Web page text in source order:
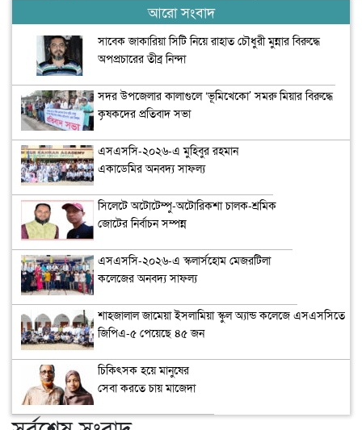
আরো সংবাদ
সাবেক জাকারিয়া সিটি নিয়ে রাহাত চৌধুরী মুন্নার বিরুদ্ধে
অপপ্রচারের তীব্র নিন্দা
সদর উপজেলার কালাগুলে ‘ভূমিখেকো’ সমরু মিয়ার বিরুদ্ধে
কৃষকদের প্রতিবাদ সভা
এসএসসি-২০২৬-এ মুহিবুর রহমান
একাডেমির অনবদ্য সাফল্য
সিলেটে অটোটেম্পু-অটোরিকশা চালক-শ্রমিক
জোটের নির্বাচন সম্পন্ন
এসএসসি-২০২৬-এ স্কলার্সহোম মেজরটিলা
কলেজের অনবদ্য সাফল্য
শাহজালাল জামেয়া ইসলামিয়া স্কুল অ্যান্ড কলেজে এসএসসিতে
জিপিএ-৫ পেয়েছে ৪৫ জন
চিকিৎসক হয়ে মানুষের
সেবা করতে চায় মাজেদা